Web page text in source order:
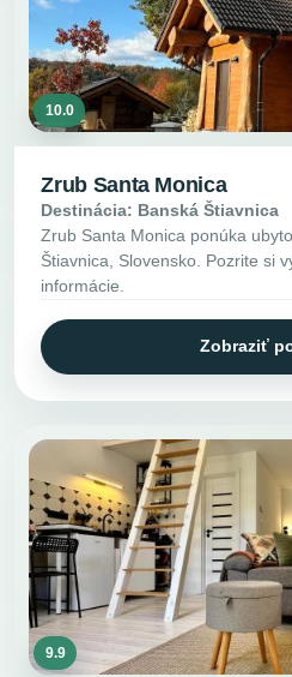
10.0
Zrub Santa Monica
Destinácia: Banská Štiavnica
Zrub Santa Monica ponúka
Štiavnica, Slovensko. Pozrite si
informácie.
Zobraziť
9.9